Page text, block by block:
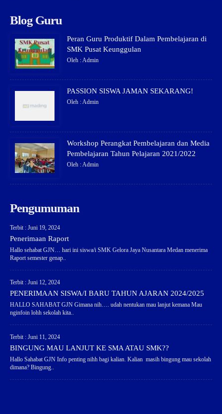
Blog Guru
Peran Guru Produktif Dalam Pembelajaran di
SMK Pusat Keunggulan
Oleh : Admin
PASSION SISWA JAMAN SEKARANG!
Oleh : Admin
Workshop Perangkat Pembelajaran dan Media
Pembelajaran Tahun Pelajaran 2021/2022
Oleh : Admin
Pengumuman
Terbit : Juni 19, 2024
Penerimaan Raport
Hallo sehabat GJN… hari ini siswa/i SMK Gelora Jaya Nusantara Medan menerima
Raport semester genap..
Terbit : Juni 12, 2024
PENERIMAAN SISWA/I BARU TAHUN AJARAN 2024/2025
HALLO SAHABAT GJN Gimana nih…. udah nentukan mau lanjut kemana Mau
nginfoin lohh sekolah kita..
Terbit : Juni 11, 2024
BINGUNG MAU LANJUT KE SMA ATAU SMK??
Hallo Sahabat GJN Info penting nihh bagi kalian. Kalian masih bingung mau sekolah
dimana? Bingung..